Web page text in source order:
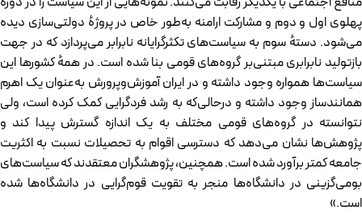
پهلوی اول و دوم و مشارکت ارامنه به‌طور خاص در پروژهٔ دولتی‌سازی دیده
می‌شود. دستهٔ سوم به سیاست‌های تکثرگرایانه نابرابر می‌پردازد که در جهت
بازتولید نابرابری مبتنی‌بر گروه‌های قومی بنا شده است. در همهٔ کشور‌ها این
سیاست‌ها همواره وجود داشته و در ایران آموزش‌وپرورش به‌عنوان یک اهرم
همانندساز وجود داشته و درحالی‌که به رشد فردگرایی کمک کرده است، ولی
نتوانسته در گروه‌های قومی مختلف به یک اندازه گسترش پیدا کند و
پژوهش‌ها نشان می‌دهد که دسترسی اقوام به تحصیلات نسبت به اکثریت
جامعه کمتر برآورد شده است. همچنین، پژوهشگران معتقدند که سیاست‌های
بومی‌گزینی در دانشگاه‌ها منجر به تقویت قوم‌گرایی در دانشگاه‌ها شده
است.»